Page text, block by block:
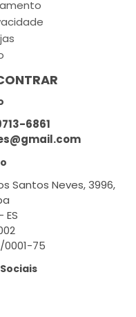
6861
Santos Neves, 3996,
ES
0001-75